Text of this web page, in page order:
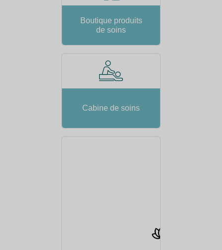
Boutique produits
de soins
Cabine de soins